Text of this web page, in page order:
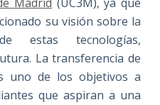
su visión sobre la
estas tecnologías,
La transferencia de
uno de los objetivos a
que aspiran a una